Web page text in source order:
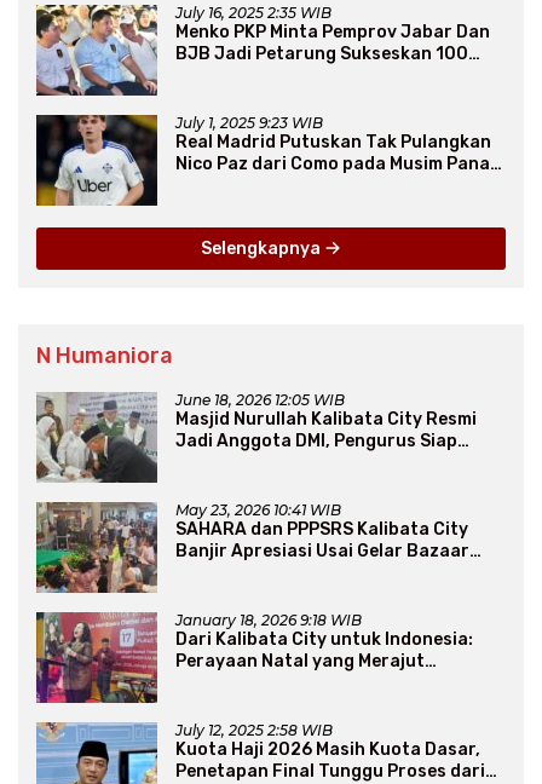
July 16, 2025 2:35 WIB
Menko PKP Minta Pemprov Jabar Dan
BJB Jadi Petarung Sukseskan 100
July 1, 2025 9:23 WIB
Real Madrid Putuskan Tak Pulangkan
Nico Paz dari Como pada Musim Panas
Selengkapnya
N Humaniora
June 18, 2026 12:05 WIB
Masjid Nurullah Kalibata City Resmi
Jadi Anggota DMI, Pengurus Siap
May 23, 2026 10:41 WIB
SAHARA dan PPPSRS Kalibata City
Banjir Apresiasi Usai Gelar Bazaar
January 18, 2026 9:18 WIB
Dari Kalibata City untuk Indonesia:
Perayaan Natal yang Merajut
July 12, 2025 2:58 WIB
Kuota Haji 2026 Masih Kuota Dasar,
Penetapan Final Tunggu Proses dari